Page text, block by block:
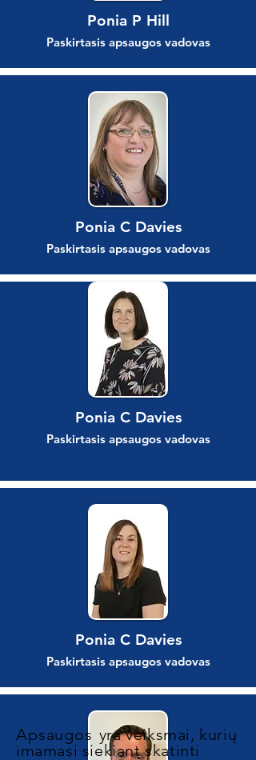
Ponia P Hill
Paskirtasis apsaugos vadovas
Ponia C Davies
Paskirtasis apsaugos vadovas
Ponia C Davies
Paskirtasis apsaugos vadovas
Ponia C Davies
Paskirtasis apsaugos vadovas
Apsaugos yra veiksmai, kurių
imamasi siekiant skatinti